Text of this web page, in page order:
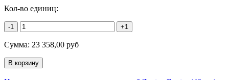
Кол-во единиц:
-1 +1
Сумма: 23 358,00 руб